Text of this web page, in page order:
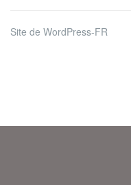
Site de WordPress-FR